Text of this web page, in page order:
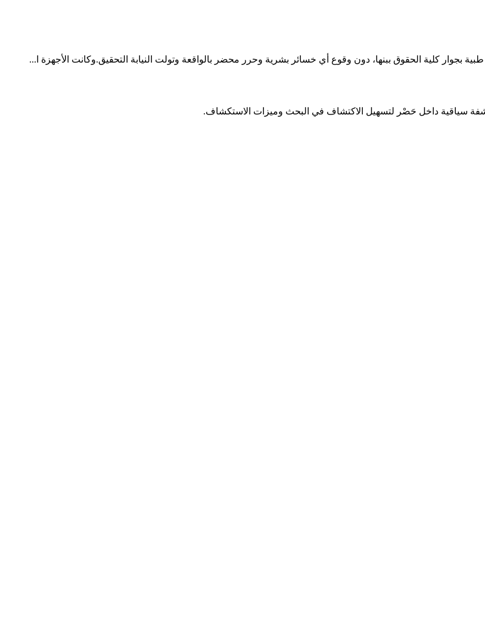
كلية الحقوق ببنها، دون وقوع أي خسائر بشرية وحرر محضر بالواقعة وتولت النيابة التحقيق.وكانت الأجهزة ا...
سياقية داخل حَصْر لتسهيل الاكتشاف في البحث وميزات الاستكشاف.